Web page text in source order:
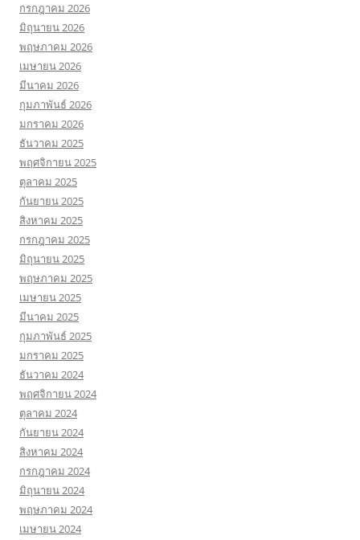
กรกฎาคม 2026
มิถุนายน 2026
พฤษภาคม 2026
เมษายน 2026
มีนาคม 2026
กุมภาพันธ์ 2026
มกราคม 2026
ธันวาคม 2025
พฤศจิกายน 2025
ตุลาคม 2025
กันยายน 2025
สิงหาคม 2025
กรกฎาคม 2025
มิถุนายน 2025
พฤษภาคม 2025
เมษายน 2025
มีนาคม 2025
กุมภาพันธ์ 2025
มกราคม 2025
ธันวาคม 2024
พฤศจิกายน 2024
ตุลาคม 2024
กันยายน 2024
สิงหาคม 2024
กรกฎาคม 2024
มิถุนายน 2024
พฤษภาคม 2024
เมษายน 2024